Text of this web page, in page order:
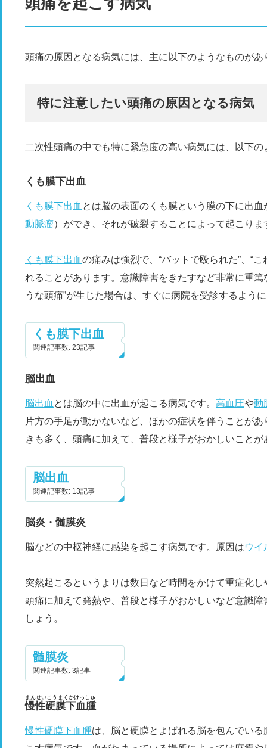
頭痛の原因となる病気には、主に以下のようなものがあ
特に注意したい頭痛の原因となる病気
二次性頭痛の中でも特に緊急度の高い病気には、以下
くも膜下出血
くも膜下出血 とは脳の表面のくも膜という膜の下に出
動脈瘤）ができ、それが破裂することによって起こりま
くも膜下出血の痛みは強烈で、“バットで殴られた”、“
れることがあります。意識障害をきたすなど非常に重
うな頭痛”が生じた場合は、すぐに病院を受診するよう
くも膜下出血
関連記事数: 23記事
脳出血
脳出血 とは脳の中に出血が起こる病気です。 高血圧や動
片方の手足が動かないなど、ほかの症状を伴うことがあ
きも多く、頭痛に加えて、普段と様子がおかしいこと
脳出血
関連記事数: 13記事
脳炎・髄膜炎
脳などの中枢神経に感染を起こす病気です。原因はウイ
突然起こるというよりは数日など時間をかけて重症化
頭痛に加えて発熱や、普段と様子がおかしいなど意識
しょう。
髄膜炎
関連記事数: 3記事
慢性硬膜下血腫
まんせいこうまくかけっしゅ
慢性硬膜下血腫は、脳と硬膜とよばれる脳を包んでい